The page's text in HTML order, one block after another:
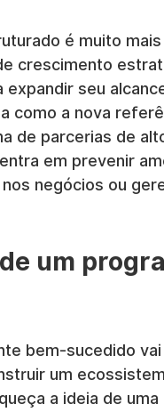
é muito
crescimento
seu
como a nova
de parcerias de
em prevenir
negócios ou
um
bem-sucedido
um
a ideia de